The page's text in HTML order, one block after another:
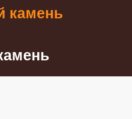
камень